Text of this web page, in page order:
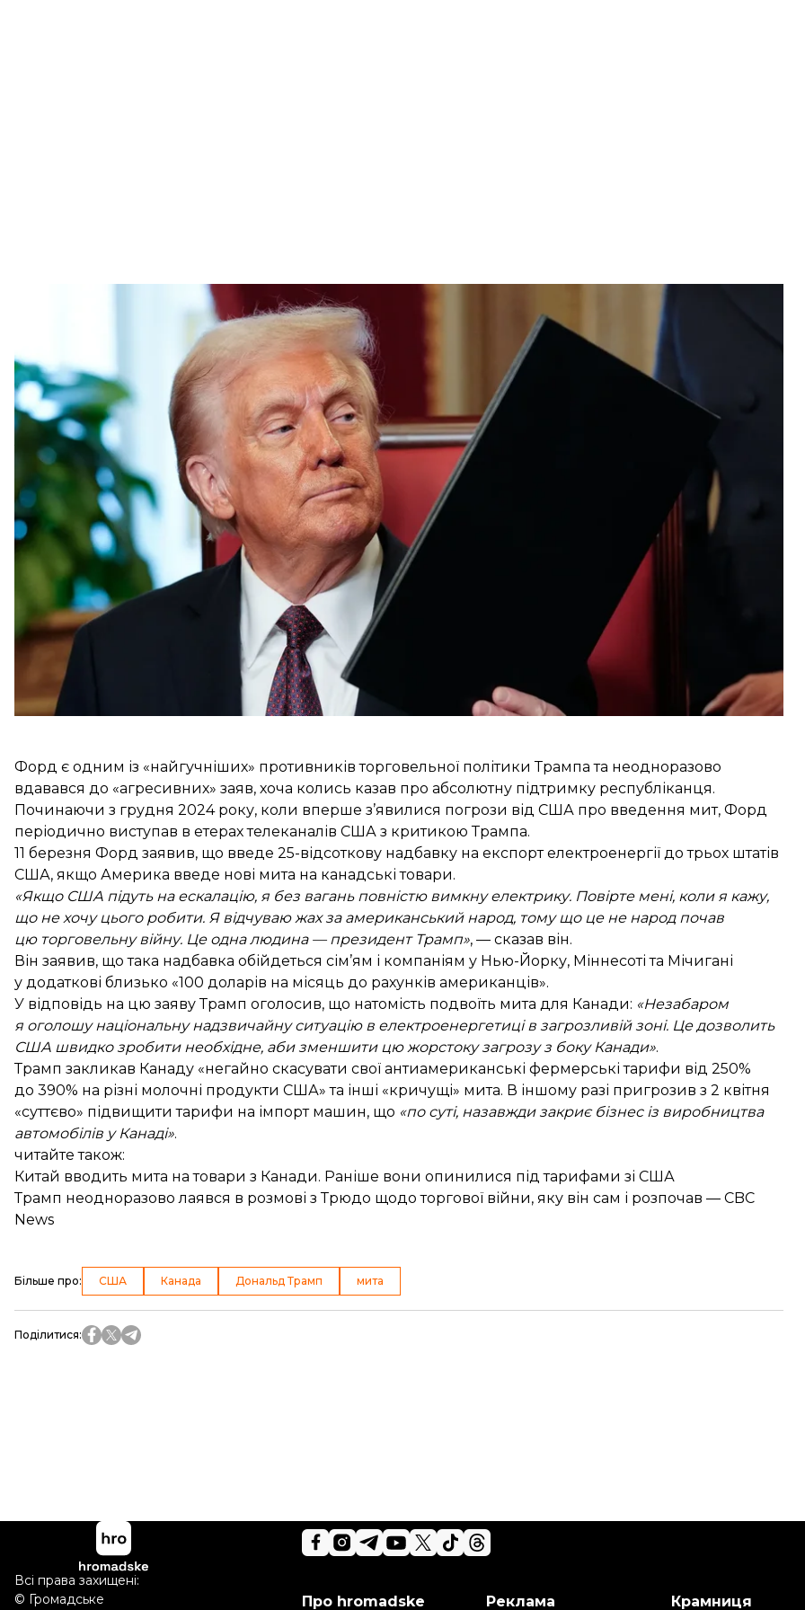
Президент США Дональд Трамп
Melina Mara-Pool / Getty Images
США не будуть підвищувати мита для Канади до 50%, як про це заявляв очільник Білого дому
Дональд Трамп.
Про цепишеCNBC.
Лише напередодні, 11 березня, президент США Дональд Трамп
, що подвоїть мито на імпорт
сталі та алюмінію з Канади до 50%. Він оголосив, що рішення набуде чинності зранку 12 березня.
Та вже через шість годин торговий радник Білого дому Пітер Наварро в інтерв’ю CNBC заявив,
що виконувати ці погрози не будуть. Настрої змінилися після переговорів міністра торгівлі США
Говарда Лутніка та прем’єра канадської провінції Онтаріо Дага Форда.
Форд є одним із «найгучніших» противників торговельної політики Трампа та неодноразово
вдавався до «агресивних» заяв, хоча колись казав про абсолютну підтримку республіканця.
Починаючи з грудня 2024 року, коли вперше з’явилися погрози від США про введення мит, Форд
періодично виступав в етерах телеканалів США з критикою Трампа.
11 березня Форд заявив, що введе 25-відсоткову надбавку на експорт електроенергії до трьох штатів
США, якщо Америка введе нові мита на канадські товари.
«Якщо США підуть на ескалацію, я без вагань повністю вимкну електрику. Повірте мені, коли я кажу,
що не хочу цього робити. Я відчуваю жах за американський народ, тому що це не народ почав
цю торговельну війну. Це одна людина — президент Трамп», — сказав він.
Він заявив, що така надбавка обійдеться сім’ям і компаніям у Нью-Йорку, Міннесоті та Мічигані
у додаткові близько «100 доларів на місяць до рахунків американців».
У відповідь на цю заяву Трамп оголосив, що натомість подвоїть мита для Канади: «Незабаром
я оголошу національну надзвичайну ситуацію в електроенергетиці в загрозливій зоні. Це дозволить
США швидко зробити необхідне, аби зменшити цю жорстоку загрозу з боку Канади».
Трамп закликав Канаду «негайно скасувати свої антиамериканські фермерські тарифи від 250%
до 390% на різні молочні продукти США» та інші «кричущі» мита. В іншому разі пригрозив з 2 квітня
«суттєво» підвищити тарифи на імпорт машин, що «по суті, назавжди закриє бізнес із виробництва
автомобілів у Канаді».
читайте також:
Китай вводить мита на товари з Канади. Раніше вони опинилися під тарифами зі США
Трамп неодноразово лаявся в розмові з Трюдо щодо торгової війни, яку він сам і розпочав — CBC
News
Більше про: США Канада Дональд Трамп мита
Поділитися:
Про hromadske Реклама Крамниця
Всі права захищені:
© Громадське